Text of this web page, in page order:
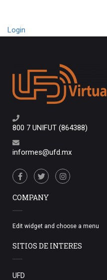
Login
800 7 UNIFUT (864388)
informes@ufd.mx
COMPANY
Edit widget and choose a menu
SITIOS DE INTERES
UFD